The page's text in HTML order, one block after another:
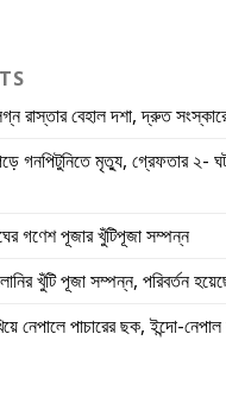
রাস্তার বেহাল দশা, দ্রুত
গনপিটুনিতে মৃত্যু, গ্রেফতার ২-
গণেশ পূজার খুঁটিপূজা সম্পন্ন
খুঁটি পূজা সম্পন্ন, পরিবর্তন
নেপালে পাচারের ছক, ইন্দো-নেপাল